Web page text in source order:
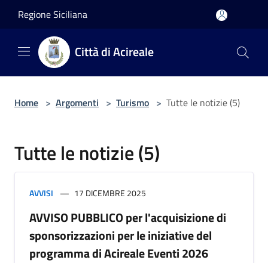
Regione Siciliana
Città di Acireale
Home > Argomenti > Turismo > Tutte le notizie (5)
Tutte le notizie (5)
AVVISI 17 DICEMBRE 2025
AVVISO PUBBLICO per l'acquisizione di
sponsorizzazioni per le iniziative del
programma di Acireale Eventi 2026